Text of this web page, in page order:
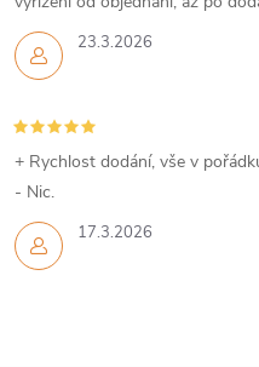
r
k
y
v
23.3.2026
17.3.2026
+ Rychlost dodání, vše v
- Nic.